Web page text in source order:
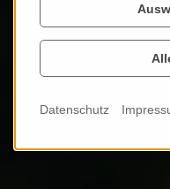
Datenschutz